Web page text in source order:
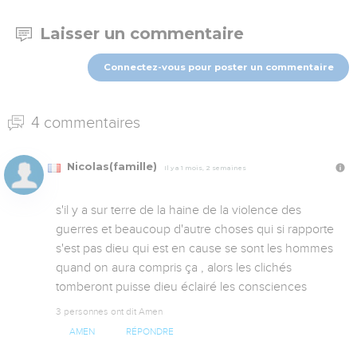
Laisser un commentaire
Connectez-vous pour poster un commentaire
4 commentaires
Nicolas(famille) Il y a 1 mois, 2 semaines
s'il y a sur terre de la haine de la violence des
guerres et beaucoup d'autre choses qui si rapporte
s'est pas dieu qui est en cause se sont les hommes
quand on aura compris ça , alors les clichés
tomberont puisse dieu éclairé les consciences
3 personnes ont dit Amen
AMEN RÉPONDRE